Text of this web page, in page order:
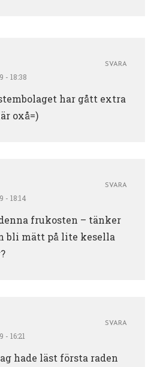
- 18:38
har gått extra
oxå=)
SVARA
- 18:14
frukosten – tänker
bli mätt på lite kesella
SVARA
- 16:21
hade läst första raden
SVARA